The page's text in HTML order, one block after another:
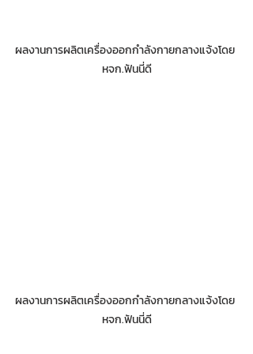
ผลงานการผลิตเครื่องออกกำลังกายกลางแจ้งโดย
หจก.ฟันนี่ดี
ผลงานการผลิตเครื่องออกกำลังกายกลางแจ้งโดย
หจก.ฟันนี่ดี